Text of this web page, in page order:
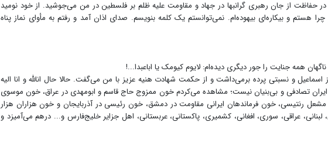
از جان رهبری گرانبها در جهاد و مقاومت علیه ظلم بر فلسطین در من می‌جوشید. از خود نومید
هستم و بیکاره‌ای بیهوده‌ام. نمی‌توانستم یک کلمه بنویسم. صدای اذان آمد و رفتم به مأوای نماز پناه
همه جنایت را جور دیگری دیده‌ام: لایوم کیومک یا اباعبد‌ا...!
و نسبتی پرده برمی‌داشت و از حکمت شهادت هنیه عزیز با من می‌گفت. حالا حال انالله و انا الیه
تصادفی و بی‌بنیان نیست؛ مشاهده می‌کردم خون ممزوج‌ حاج قاسم و ابومهدی در عراق، خون موسوی
رنتیسی، خون فرماندهان ایرانی مقاومت در دمشق، خون رئیسی در آذربایجان و خون هزاران هزار
عراقی، سوری، افغانی، کشمیری، پاکستانی، عربستانی، اهل جزایر خلیج‌فارس و... درهم می‌آمیزد و